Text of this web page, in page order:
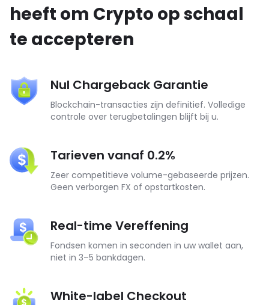
heeft om Crypto op schaal
te accepteren
Nul Chargeback Garantie
Blockchain-transacties zijn definitief. Volledige
controle over terugbetalingen blijft bij u.
Tarieven vanaf 0.2%
Zeer competitieve volume-gebaseerde prijzen.
Geen verborgen FX of opstartkosten.
Real-time Vereffening
Fondsen komen in seconden in uw wallet aan,
niet in 3–5 bankdagen.
White-label Checkout